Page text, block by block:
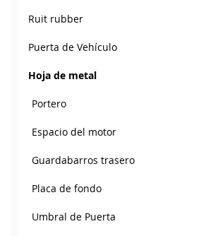
Ruit rubber
Puerta de Vehículo
Hoja de metal
Portero
Espacio del motor
Guardabarros trasero
Placa de fondo
Umbral de Puerta